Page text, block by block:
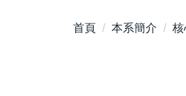
首頁 本系簡介 核